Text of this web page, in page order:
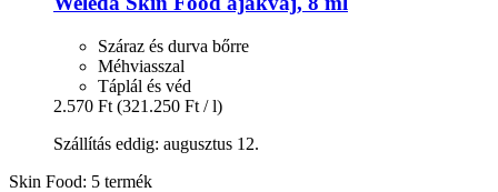
Száraz és durva bőrre
Méhviasszal
Táplál és véd
2.570 Ft (321.250 Ft / l)
Szállítás eddig: augusztus 12.
Skin Food: 5 termék